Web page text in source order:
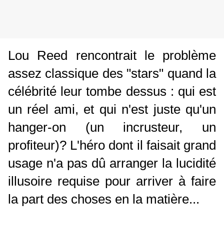
Lou Reed rencontrait le problème
assez classique des "stars" quand la
célébrité leur tombe dessus : qui est
un réel ami, et qui n'est juste qu'un
hanger-on (un incrusteur, un
profiteur)? L'héro dont il faisait grand
usage n'a pas dû arranger la lucidité
illusoire requise pour arriver à faire
la part des choses en la matière...